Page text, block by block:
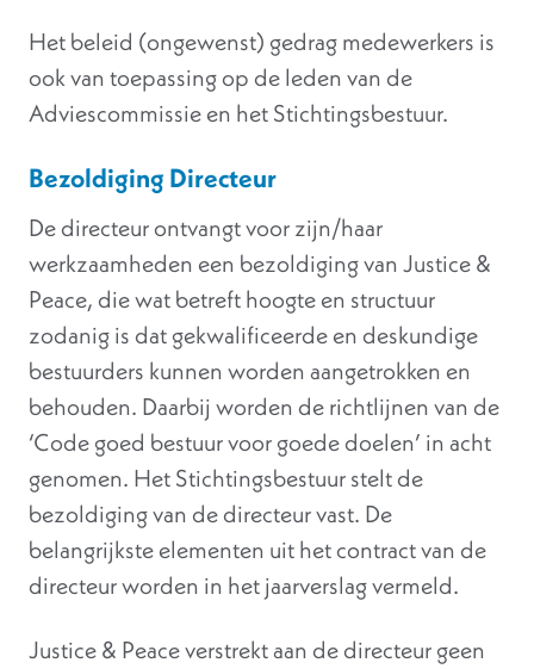
Het beleid (ongewenst) gedrag medewerkers is
ook van toepassing op de leden van de
Adviescommissie en het Stichtingsbestuur.
Bezoldiging Directeur
De directeur ontvangt voor zijn/haar
werkzaamheden een bezoldiging van Justice &
Peace, die wat betreft hoogte en structuur
zodanig is dat gekwalificeerde en deskundige
bestuurders kunnen worden aangetrokken en
behouden. Daarbij worden de richtlijnen van de
‘Code goed bestuur voor goede doelen’ in acht
genomen. Het Stichtingsbestuur stelt de
bezoldiging van de directeur vast. De
belangrijkste elementen uit het contract van de
directeur worden in het jaarverslag vermeld.
Justice & Peace verstrekt aan de directeur geen